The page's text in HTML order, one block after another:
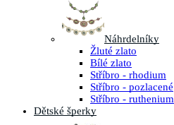
Náhrdelníky
Žluté zlato
Bílé zlato
Stříbro - rhodium
Stříbro - pozlacené
Stříbro - ruthenium
Dětské šperky